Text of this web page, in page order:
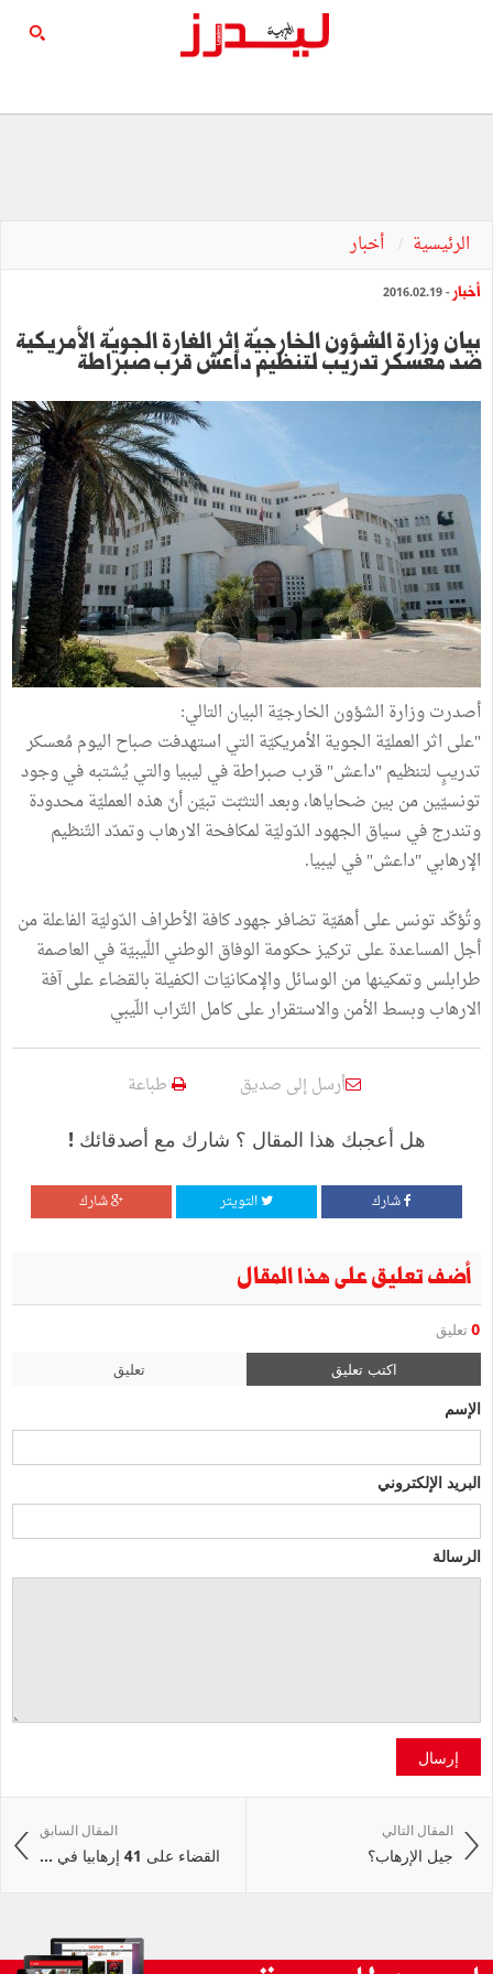
الرئيسية أخبار
أخبار - 2016.02.19
بيان وزارة الشؤون الخارجيّة إثر الغارة الجويّة الأمريكية
ضدّ معسكر تدريب لتنظيم داعش قرب صبراطة
أصدرت وزارة الشؤون الخارجيّة البيان التالي:
"على اثر العمليّة الجوية الأمريكيّة التي استهدفت صباح اليوم مُعسكر
تدريبٍ لتنظيم "داعش" قرب صبراطة في ليبيا والتي يُشتبه في وجود
تونسيّين من بين ضحاياها، وبعد التثبّت تبيّن أنّ هذه العمليّة محدودة
وتندرج في سياق الجهود الدّوليّة لمكافحة الارهاب وتمدّد التّنظيم
الإرهابي "داعش" في ليبيا.
وتُؤكّد تونس على أهمّيّة تضافر جهود كافة الأطراف الدّوليّة الفاعلة من
أجل المساعدة على تركيز حكومة الوفاق الوطني اللّيبيّة في العاصمة
طرابلس وتمكينها من الوسائل والإمكانيّات الكفيلة بالقضاء على آفة
الارهاب وبسط الأمن والاستقرار على كامل التّراب اللّيبي
أرسل إلى صديق طباعة
هل أعجبك هذا المقال ؟ شارك مع أصدقائك !
شارك التويتر شارك
أضف تعليق على هذا المقال
0 تعليق
اكتب تعليق تعليق
الإسم
البريد الإلكتروني
الرسالة
إرسال
المقال السابق
القضاء على 41 إرهابيا في ...
المقال التالي
جيل الإرهاب؟